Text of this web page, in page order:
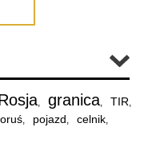
, granica, TIR,
, pojazd, celnik,